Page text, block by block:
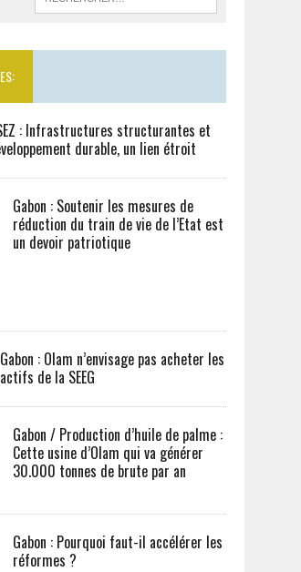
: Infrastructures structurantes et
durable, un lien étroit
Gabon : Soutenir les mesures de
réduction du train de vie de l’Etat est
un devoir patriotique
Gabon : Olam n’envisage pas acheter les
actifs de la SEEG
Gabon / Production d’huile de palme :
Cette usine d’Olam qui va générer
30.000 tonnes de brute par an
Gabon : Pourquoi faut-il accélérer les
réformes ?